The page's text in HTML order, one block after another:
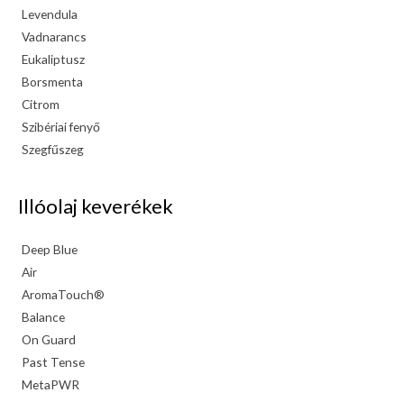
Levendula
Vadnarancs
Eukaliptusz
Borsmenta
Citrom
Szibériai fenyő
Szegfűszeg
Illóolaj keverékek
Deep Blue
Air
AromaTouch®
Balance
On Guard
Past Tense
MetaPWR